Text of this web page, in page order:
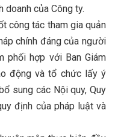
của Công ty.
tác tham gia quản
chính đáng của người
phối hợp với Ban Giám
động và tổ chức lấy ý
sung các Nội quy, Quy
định của pháp luật và